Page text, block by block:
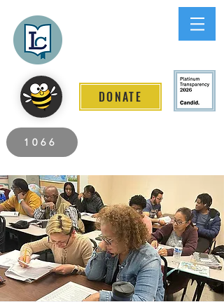
DONATE
1066